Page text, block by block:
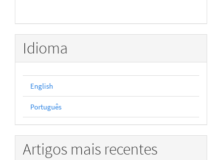
Idioma
English
Português
Artigos mais recentes